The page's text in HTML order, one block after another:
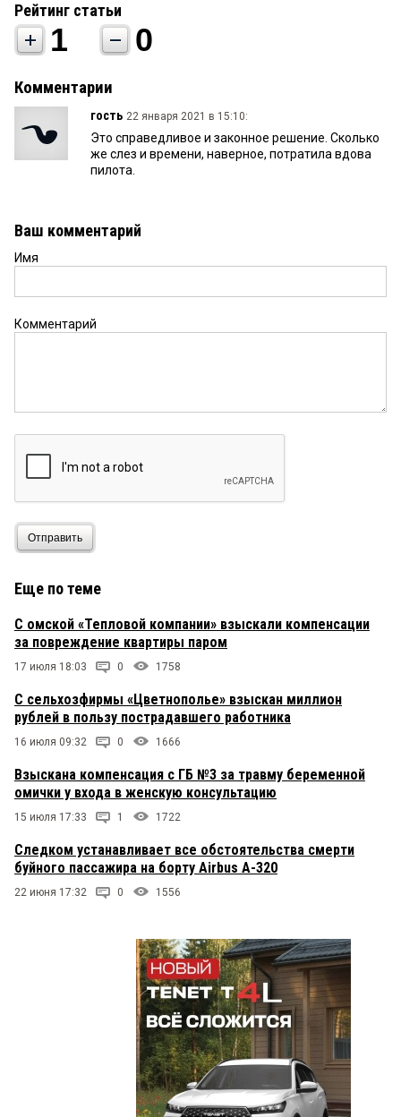
Рейтинг статьи
1 0
Комментарии
гость 22 января 2021 в 15:10:
Это справедливое и законное решение. Сколько
же слез и времени, наверное, потратила вдова
пилота.
Ваш комментарий
Имя
Комментарий
Отправить
Еще по теме
С омской «Тепловой компании» взыскали компенсации
за повреждение квартиры паром
17 июля 18:03 0 1758
C сельхозфирмы «Цветнополье» взыскан миллион
рублей в пользу пострадавшего работника
16 июля 09:32 0 1666
Взыскана компенсация с ГБ №3 за травму беременной
омички у входа в женскую консультацию
15 июля 17:33 1 1722
Следком устанавливает все обстоятельства смерти
буйного пассажира на борту Airbus A-320
22 июня 17:32 0 1556